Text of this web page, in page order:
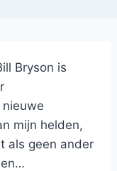
Bryson is
mijn helden,
als geen ander